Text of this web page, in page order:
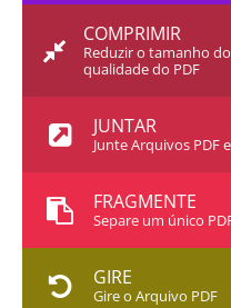
COMPRIMIR
Reduzir o tamanho
qualidade do PDF
JUNTAR
Junte Arquivos PDF
FRAGMENTE
Separe um único
GIRE
Gire o Arquivo PDF